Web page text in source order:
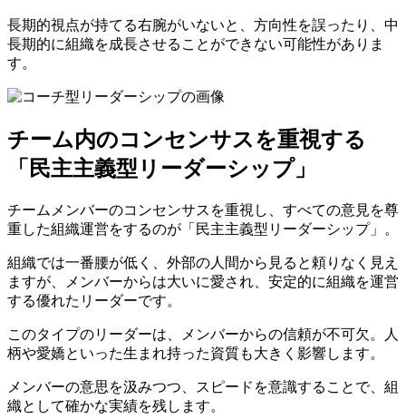
長期的視点が持てる右腕がいないと、方向性を誤ったり、中
長期的に組織を成長させることができない可能性がありま
す。
チーム内のコンセンサスを重視する
「民主主義型リーダーシップ」
チームメンバーのコンセンサスを重視し、すべての意見を尊
重した組織運営をするのが「民主主義型リーダーシップ」。
組織では一番腰が低く、外部の人間から見ると頼りなく見え
ますが、メンバーからは大いに愛され、安定的に組織を運営
する優れたリーダーです。
このタイプのリーダーは、メンバーからの信頼が不可欠。人
柄や愛嬌といった生まれ持った資質も大きく影響します。
メンバーの意思を汲みつつ、スピードを意識することで、組
織として確かな実績を残します。